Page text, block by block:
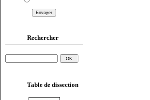
Rechercher
Table de dissection